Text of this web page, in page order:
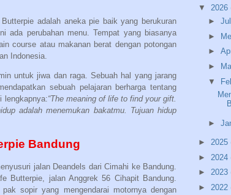
adalah aneka pie baik yang berukuran
ada perubahan menu. Tempat yang biasanya
course atau makanan berat dengan potongan
Indonesia.
untuk jiwa dan raga. Sebuah hal yang jarang
sebuah pelajaran berharga tentang
lengkapnya:“The meaning of life to find your gift.
adalah menemukan bakatmu. Tujuan hidup
Bandung
jalan Deandels dari Cimahi ke Bandung.
Butterpie, jalan Anggrek 56 Cihapit Bandung.
sopir yang mengendarai motornya dengan
▼ 2026
►
►
►
►
▼
►
► 2025
► 2024
► 2023
► 2022